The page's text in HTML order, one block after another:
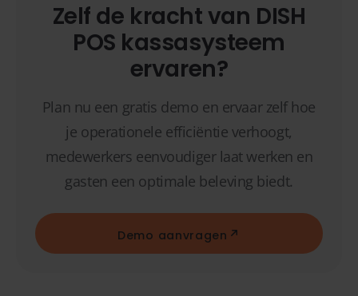
Zelf de kracht van DISH
POS kassasysteem
ervaren?
Plan nu een gratis demo en ervaar zelf hoe
je operationele efficiëntie verhoogt,
medewerkers eenvoudiger laat werken en
gasten een optimale beleving biedt.
Demo aanvragen